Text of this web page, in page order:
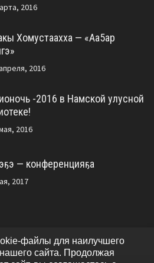
2016
Хомустаахха — «Аа5ар
2016
-2016 в Намской улусной
2016
— конференцияҕа
2017
файлы для наилучшего
сайта. Продолжая